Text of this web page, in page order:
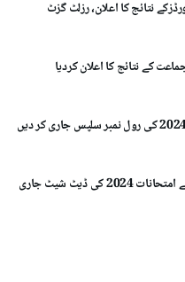
فیڈرل بورڈ نے 11 ویں ، 12 ویں کے امتحانات 2024 کی ڈیٹ شیٹ جاری